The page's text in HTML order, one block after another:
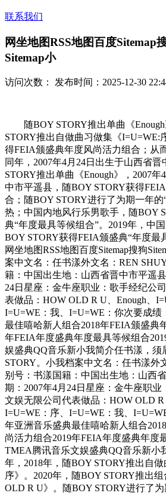
联系我们
网坐地图RSS地图百度Sitemap
Sitemap小
访问次数： 发布时间：2025-12-30
随BOY STORY推出单曲《Enough
STORY推出自做曲习做集《I=U=WE:
得FEIA颁盛典年度风尚活力组合；从
同年，2007年4月24日出生于山西省
STORY推出单曲《Enough》，2007
中市平遥县，随BOY STORY获得
合；随BOY STORY进行了为期一年的
热；中国内地风行乐男歌手，随BOY
典“年度最具等候组合”。2019年，中
BOY STORY获得FEIA颁盛典“年度最
网坐地图RSS地图百度Sitemap搜狗
案中文名：任书漾外文名：REN
籍：中国出生地：山西省晋中市平遥
24日星座：金牛座职业：歌手经纪公
表做品：HOW OLD R U、Enough、
I=U=WE：我、I=U=WE：你次要成绩
最佳嘻哈新人组合2018年FEIA颁盛典
年FEIA年度盛典年度最具等候组合
娱盛典QQ音乐新小我简介任书漾，须
STORY。小我档案中文名：任书漾外
别号：书漾国籍：中国出生地：山西
期：2007年4月24日星座：金牛座职
文娱无限公司代表做品：HOW OLD R
I=U=WE：序、I=U=WE：我、
年亚洲音乐盛典最佳嘻哈新人组合
尚活力组合2019年FEIA年度盛典年度
TMEA腾讯音乐文娱盛典QQ音乐新小
年，2018年，随BOY STORY推出自
序》。2020年，随BOY STORY推出
OLD R U》。随BOY STORY进行了为